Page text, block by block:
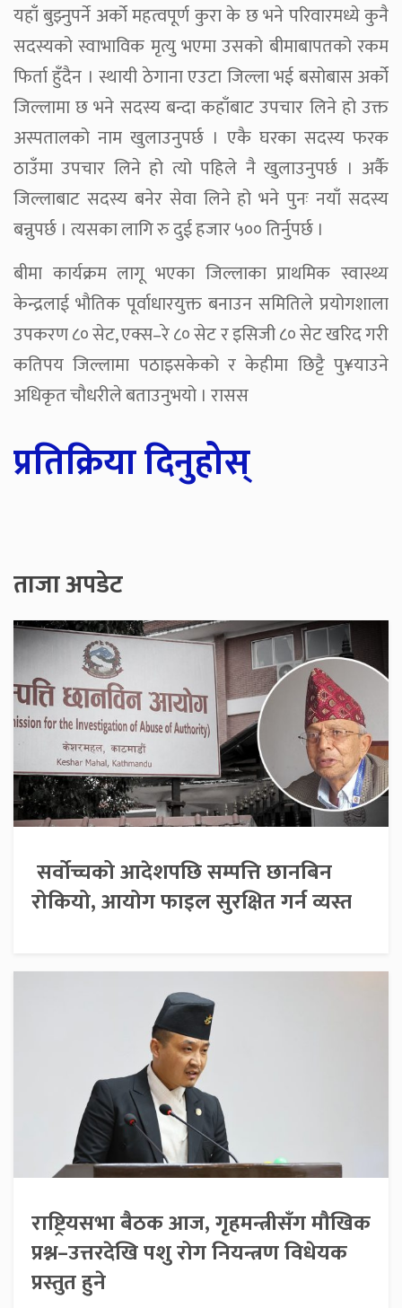
यहाँ बुझ्नुपर्ने अर्को महत्वपूर्ण कुरा के छ भने परिवारमध्ये कुनै
सदस्यको स्वाभाविक मृत्यु भएमा उसको बीमाबापतको रकम
फिर्ता हुँदैन । स्थायी ठेगाना एउटा जिल्ला भई बसोबास अर्को
जिल्लामा छ भने सदस्य बन्दा कहाँबाट उपचार लिने हो उक्त
अस्पतालको नाम खुलाउनुपर्छ । एकै घरका सदस्य फरक
ठाउँमा उपचार लिने हो त्यो पहिले नै खुलाउनुपर्छ । अर्कै
जिल्लाबाट सदस्य बनेर सेवा लिने हो भने पुनः नयाँ सदस्य
बन्नुपर्छ । त्यसका लागि रु दुई हजार ५०० तिर्नुपर्छ ।
बीमा कार्यक्रम लागू भएका जिल्लाका प्राथमिक स्वास्थ्य
केन्द्रलाई भौतिक पूर्वाधारयुक्त बनाउन समितिले प्रयोगशाला
उपकरण ८० सेट, एक्स–रे ८० सेट र इसिजी ८० सेट खरिद गरी
कतिपय जिल्लामा पठाइसकेको र केहीमा छिट्टै पु¥याउने
अधिकृत चौधरीले बताउनुभयो । रासस
प्रतिक्रिया दिनुहोस्
ताजा अपडेट
सर्वोच्चको आदेशपछि सम्पत्ति छानबिन
रोकियो, आयोग फाइल सुरक्षित गर्न व्यस्त
राष्ट्रियसभा बैठक आज, गृहमन्त्रीसँग मौखिक
प्रश्न–उत्तरदेखि पशु रोग नियन्त्रण विधेयक
प्रस्तुत हुने